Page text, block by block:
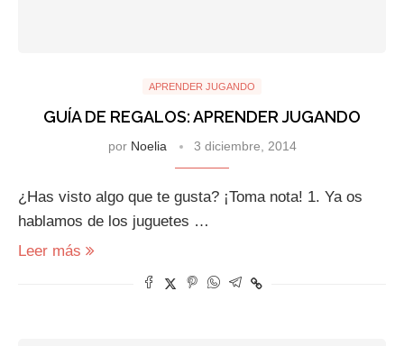
APRENDER JUGANDO
GUÍA DE REGALOS: APRENDER JUGANDO
por Noelia 3 diciembre, 2014
¿Has visto algo que te gusta? ¡Toma nota! 1. Ya os
hablamos de los juguetes …
Leer más